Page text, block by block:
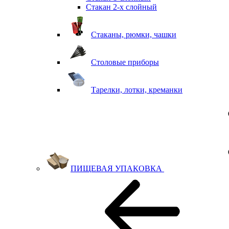
Стакан 2-х слойный
Стаканы, рюмки, чашки
Столовые приборы
Тарелки, лотки, креманки
ПИЩЕВАЯ УПАКОВКА